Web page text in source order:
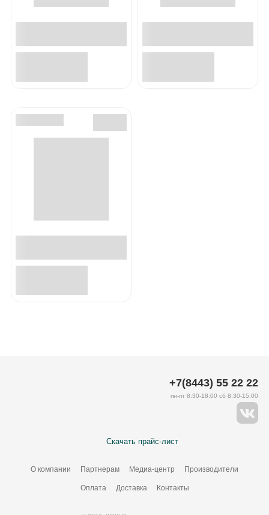
Скачать прайс-лист
О компании Партнерам Медиа-центр Производители
Оплата Доставка Контакты
+7(8443) 55 22 22
пн-пт 8:30-18:00 сб 8:30-15:00